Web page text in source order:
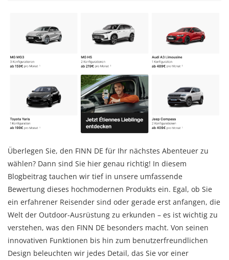
Überlegen Sie, den FINN DE für Ihr nächstes Abenteuer zu
wählen? Dann sind Sie hier genau richtig! In diesem
Blogbeitrag tauchen wir tief in unsere umfassende
Bewertung dieses hochmodernen Produkts ein. Egal, ob Sie
ein erfahrener Reisender sind oder gerade erst anfangen, die
Welt der Outdoor-Ausrüstung zu erkunden – es ist wichtig zu
verstehen, was den FINN DE besonders macht. Von seinen
innovativen Funktionen bis hin zum benutzerfreundlichen
Design beleuchten wir jedes Detail, das Sie vor einer